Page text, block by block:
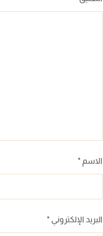
الاسم *
البريد الإلكتروني *